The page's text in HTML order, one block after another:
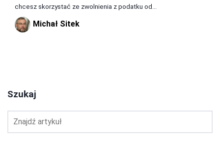
chcesz skorzystać ze zwolnienia z podatku od...
Michał Sitek
Szukaj